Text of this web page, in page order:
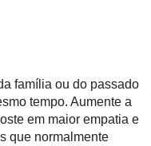
família ou do passado
tempo. Aumente a
em maior empatia e
que normalmente